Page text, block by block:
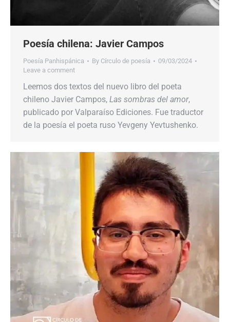
Poesía chilena: Javier Campos
Poesía Panhispánica By Círculo de poesía
09/03/2024
Leave a comment
Leemos dos textos del nuevo libro del poeta
chileno Javier Campos, Las sombras del amor,
publicado por Valparaíso Ediciones. Fue traductor
de la poesía el poeta ruso Yevgeny Yevtushenko.